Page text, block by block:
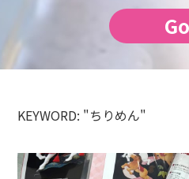
Go
KEYWORD: "ちりめん"